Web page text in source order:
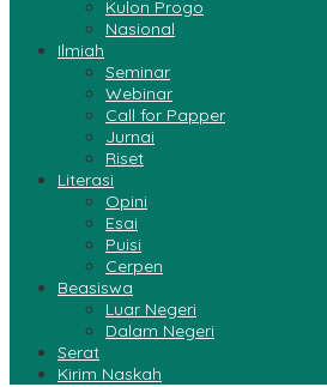
Kulon Progo
Nasional
Ilmiah
Seminar
Webinar
Call for Papper
Jurnai
Riset
Literasi
Opini
Esai
Puisi
Cerpen
Beasiswa
Luar Negeri
Dalam Negeri
Serat
Kirim Naskah